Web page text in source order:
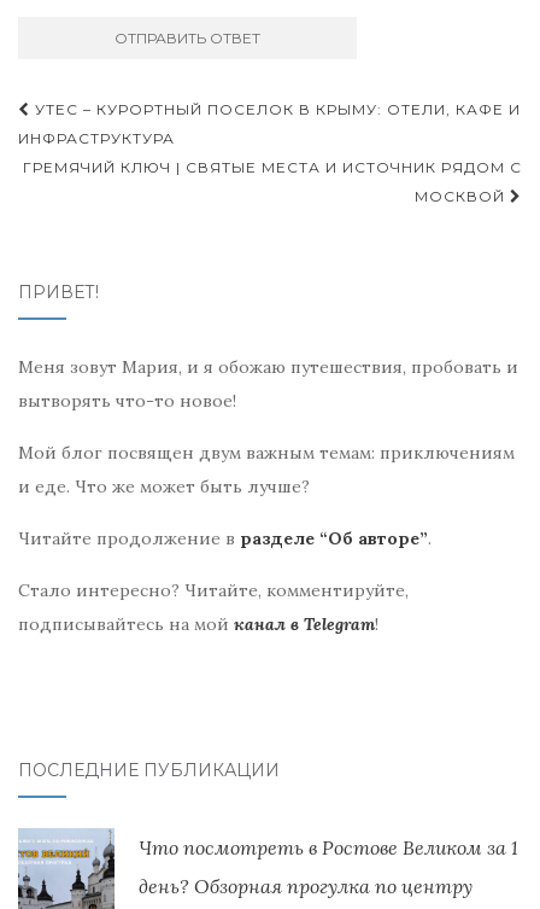
Навигация
по
записям
УТЕС – КУРОРТНЫЙ ПОСЕЛОК В КРЫМУ: ОТЕЛИ, КАФЕ И
ИНФРАСТРУКТУРА
ГРЕМЯЧИЙ КЛЮЧ | СВЯТЫЕ МЕСТА И ИСТОЧНИК РЯДОМ С
МОСКВОЙ
ПРИВЕТ!
Меня зовут Мария, и я обожаю путешествия, пробовать и
вытворять что-то новое!
Мой блог посвящен двум важным темам: приключениям
и еде. Что же может быть лучше?
Читайте продолжение в разделе “Об авторе”.
Стало интересно? Читайте, комментируйте,
подписывайтесь на мой канал в Telegram!
ПОСЛЕДНИЕ ПУБЛИКАЦИИ
Что посмотреть в Ростове Великом за 1
день? Обзорная прогулка по центру